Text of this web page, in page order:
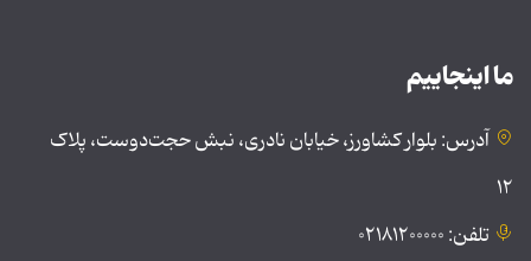
ما اینجاییم
آدرس: بلوار کشاورز، خیابان نادری، نبش حجت‌دوست، پلاک
۱۲
تلفن: ۰۲۱۸۱۲۰۰۰۰۰